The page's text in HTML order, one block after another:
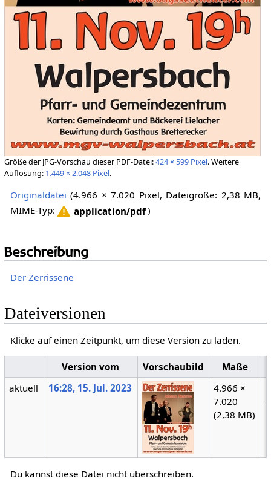
Größe der JPG-Vorschau dieser PDF-Datei:424 × 599 Pixel.Weitere
Auflösung: 1.449 × 2.048 Pixel.
Originaldatei ‎(4.966 × 7.020 Pixel, Dateigröße: 2,38 MB,
MIME-Typ:
application/pdf)
Beschreibung
Der Zerrissene
Dateiversionen
Klicke auf einen Zeitpunkt, um diese Version zu laden.
Version vom Vorschaubild
Maße
aktuell
16:28, 15. Jul. 2023
4.966 ×
7.020
(2,38 MB)
(
Du kannst diese Datei nicht überschreiben.